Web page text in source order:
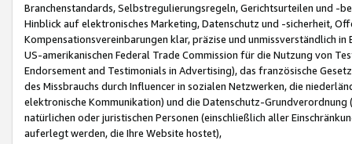
Branchenstandards, Selbstregulierungsregeln, Gerichtsurteilen und -
Hinblick auf elektronisches Marketing, Datenschutz und -sicherheit,
Kompensationsvereinbarungen klar, präzise und unmissverständlich
US-amerikanischen Federal Trade Commission für die Nutzung von
Endorsement and Testimonials in Advertising), das französische
des Missbrauchs durch Influencer in sozialen Netzwerken, die
elektronische Kommunikation) und die Datenschutz-
natürlichen oder juristischen Personen (einschließlich aller
auferlegt werden, die Ihre Website hostet),